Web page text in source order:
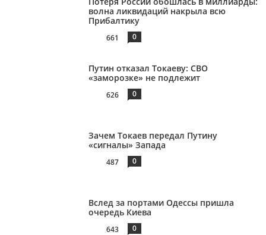
волна ликвидаций накрыла всю
Прибалтику
661 0
Путин отказал Токаеву: СВО
«заморозке» не подлежит
626 0
Зачем Токаев передал Путину
«сигналы» Запада
487 0
Вслед за портами Одессы пришла
очередь Киева
643 0